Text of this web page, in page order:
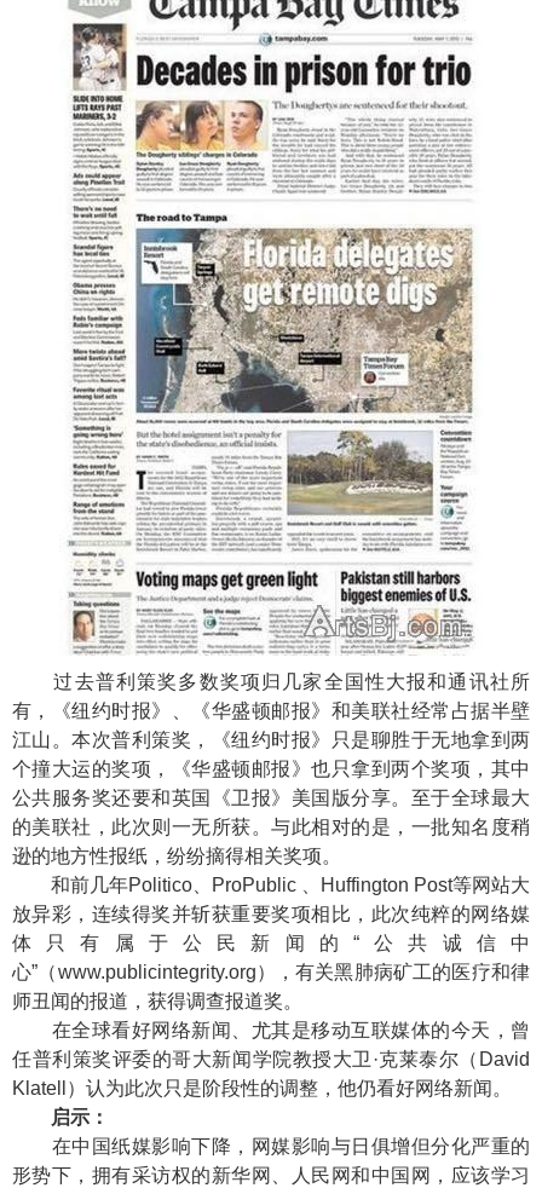
过去普利策奖多数奖项归几家全国性大报和通讯社所
有，《纽约时报》、《华盛顿邮报》和美联社经常占据半壁
江山。本次普利策奖，《纽约时报》只是聊胜于无地拿到两
个撞大运的奖项，《华盛顿邮报》也只拿到两个奖项，其中
公共服务奖还要和英国《卫报》美国版分享。至于全球最大
的美联社，此次则一无所获。与此相对的是，一批知名度稍
逊的地方性报纸，纷纷摘得相关奖项。
和前几年Politico、ProPublic 、Huffington Post等网站大
放异彩，连续得奖并斩获重要奖项相比，此次纯粹的网络媒
体只有属于公民新闻的“公共诚信中
心”（www.publicintegrity.org），有关黑肺病矿工的医疗和律
师丑闻的报道，获得调查报道奖。
在全球看好网络新闻、尤其是移动互联媒体的今天，曾
任普利策奖评委的哥大新闻学院教授大卫·克莱泰尔（David
Klatell）认为此次只是阶段性的调整，他仍看好网络新闻。
启示：
在中国纸媒影响下降，网媒影响与日俱增但分化严重的
形势下，拥有采访权的新华网、人民网和中国网，应该学习